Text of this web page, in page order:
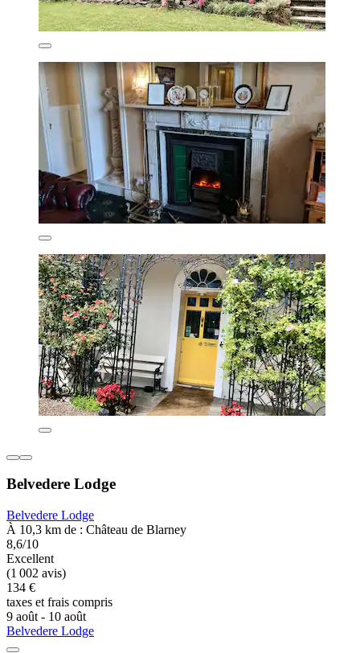
Belvedere Lodge
Belvedere Lodge
À 10,3 km de : Château de Blarney
8,6/10
Excellent
(1 002 avis)
134 €
taxes et frais compris
9 août - 10 août
Belvedere Lodge